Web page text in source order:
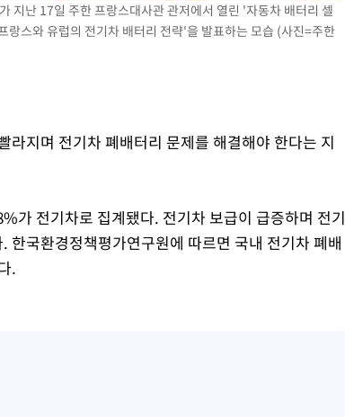
지난 17일 주한 프랑스대사관 관저에서 열린 '자동차 배터리 셀
스와 유럽의 전기차 배터리 전략'을 발표하는 모습 (사진=주한
지며 전기차 폐배터리 문제를 해결해야 한다는 지
가 전기차로 집계됐다. 전기차 보급이 급증하며 전기
한국환경정책평가연구원에 따르면 국내 전기차 폐배
.